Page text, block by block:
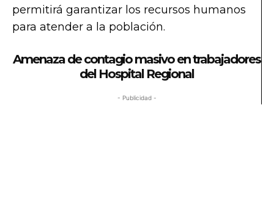
permitirá garantizar los recursos humanos
para atender a la población.
Amenaza de contagio masivo en trabajadores
del Hospital Regional
- Publicidad -